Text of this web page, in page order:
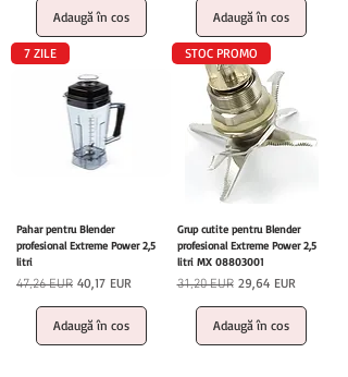
Adaugă în coș Adaugă în coș
7 ZILE
Pahar pentru Blender
profesional Extreme Power 2,5
litri
Preț normal
47,26 EUR Preț redus
40,17 EUR
Adaugă în coș
STOC PROMO
Grup cutite pentru Blender
profesional Extreme Power 2,5
litri MX 08803001
Preț normal
31,20 EUR Preț redus
29,64 EUR
Adaugă în coș